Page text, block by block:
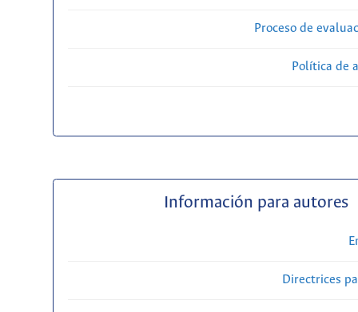
Proceso de
Política de
Información para autores
Directrices